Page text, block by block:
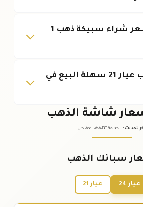
كيف أحسب سعر شراء سبيكة ذهب 1
هل سبيكة ذهب عيار 21 سهلة البيع في
شاشة الذهب
تحديث : الجمعة ٠٧ /٠٨/٢٠٢٦ - ٠٨:٠٥ ص
سبائك الذهب
عيار 24 عيار 21